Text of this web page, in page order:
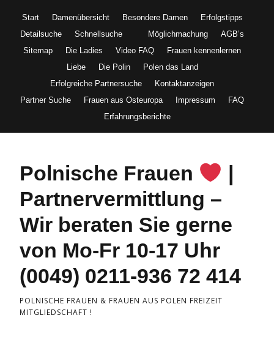
Start Damenübersicht Besondere Damen
Erfolgstipps
Detailsuche
Schnellsuche Möglichmachung
AGB’s
Sitemap
Die Ladies Video FAQ
Frauen kennenlernen
Liebe
Die Polin
Polen das Land
Erfolgreiche Partnersuche
Kontaktanzeigen
Partner Suche
Frauen aus Osteuropa Impressum
FAQ
Erfahrungsberichte
Polnische Frauen
|
Partnervermittlung –
Wir beraten Sie gerne
von Mo-Fr 10-17 Uhr
(0049) 0211-936 72 414
POLNISCHE FRAUEN & FRAUEN AUS POLEN FREIZEIT
MITGLIEDSCHAFT !